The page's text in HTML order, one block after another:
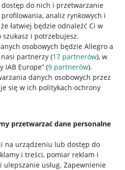
do nich i przetwarzanie
analiz rynkowych i
łatwiej będzie odnaleźć Ci w
szukasz i potrzebujesz.
osobowych będzie Allegro a
partnerzy (17 partnerów), w
IAB Europe” (9 partnerów).
danych osobowych przez
się w ich politykach ochrony
przetwarzać dane personalne
na urządzeniu lub dostęp do
i treści, pomiar reklam i
usług. Zapewnienie